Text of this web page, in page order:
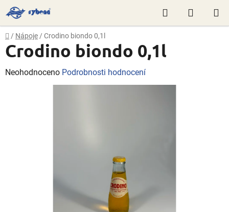
Přejít
na
obsah
Hledat
KOŠÍK
Domů
/ Nápoje / Crodino biondo 0,1l
Crodino biondo 0,1l
Průměrné
Neohodnoceno Podrobnosti hodnocení